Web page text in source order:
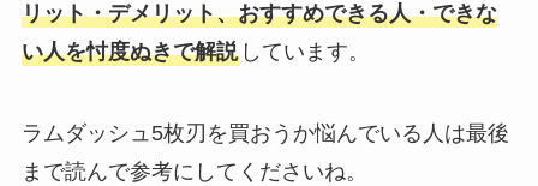
リット・デメリット、おすすめできる人・できな
い人を忖度ぬきで解説しています。
ラムダッシュ5枚刃を買おうか悩んでいる人は最後
まで読んで参考にしてくださいね。